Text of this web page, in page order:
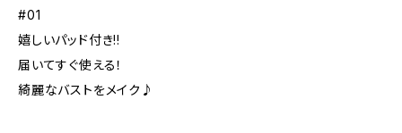
#01
嬉しいパッド付き!!
届いてすぐ使える！
綺麗なバストをメイク♪